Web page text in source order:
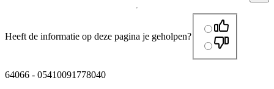
Heeft de informatie op deze pagina je geholpen?
64066 - 05410091778040